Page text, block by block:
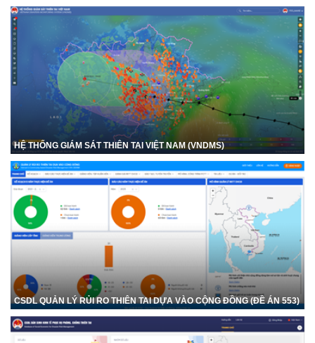
HỆ THỐNG GIÁM SÁT THIÊN TAI VIỆT NAM (VNDMS)
CSDL QUẢN LÝ RỦI RO THIÊN TAI DỰA VÀO CỘNG ĐỒNG (ĐỀ ÁN 553)